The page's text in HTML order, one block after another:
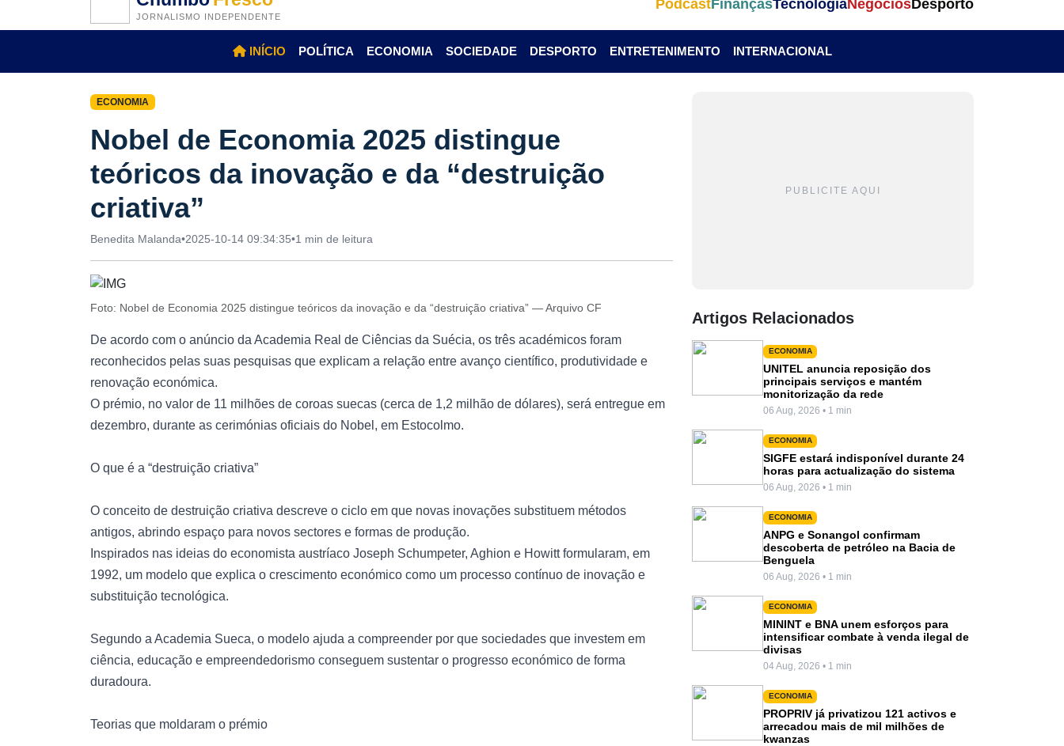
JORNALISMO INDEPENDENTE
PodcastFinançasTecnologiaNegóciosDesporto
INÍCIO POLÍTICA ECONOMIA SOCIEDADE DESPORTO ENTRETENIMENTO INTERNACIONAL
ECONOMIA
Nobel de Economia 2025 distingue
teóricos da inovação e da “destruição
criativa”
Benedita Malanda•2025-10-14 09:34:35•1 min de leitura
Foto: Nobel de Economia 2025 distingue teóricos da inovação e da “destruição criativa” — Arquivo CF
De acordo com o anúncio da Academia Real de Ciências da Suécia, os três académicos foram
reconhecidos pelas suas pesquisas que explicam a relação entre avanço científico, produtividade e
renovação económica.
O prémio, no valor de 11 milhões de coroas suecas (cerca de 1,2 milhão de dólares), será entregue em
dezembro, durante as cerimónias oficiais do Nobel, em Estocolmo.
O que é a “destruição criativa”
O conceito de destruição criativa descreve o ciclo em que novas inovações substituem métodos
antigos, abrindo espaço para novos sectores e formas de produção.
Inspirados nas ideias do economista austríaco Joseph Schumpeter, Aghion e Howitt formularam, em
1992, um modelo que explica o crescimento económico como um processo contínuo de inovação e
substituição tecnológica.
Segundo a Academia Sueca, o modelo ajuda a compreender por que sociedades que investem em
ciência, educação e empreendedorismo conseguem sustentar o progresso económico de forma
duradoura.
Teorias que moldaram o prémio
PUBLICITE AQUI
Artigos Relacionados
ECONOMIA
UNITEL anuncia reposição dos
principais serviços e mantém
monitorização da rede
06 Aug, 2026 • 1 min
ECONOMIA
SIGFE estará indisponível durante 24
horas para actualização do sistema
06 Aug, 2026 • 1 min
ECONOMIA
ANPG e Sonangol confirmam
descoberta de petróleo na Bacia de
Benguela
06 Aug, 2026 • 1 min
ECONOMIA
MININT e BNA unem esforços para
intensificar combate à venda ilegal de
divisas
04 Aug, 2026 • 1 min
ECONOMIA
PROPRIV já privatizou 121 activos e
arrecadou mais de mil milhões de
kwanzas